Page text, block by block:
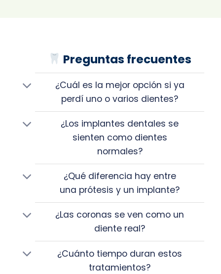
Preguntas frecuentes
¿Cuál es la mejor opción si ya
perdí uno o varios dientes?
¿Los implantes dentales se
sienten como dientes
normales?
¿Qué diferencia hay entre
una prótesis y un implante?
¿Las coronas se ven como un
diente real?
¿Cuánto tiempo duran estos
tratamientos?